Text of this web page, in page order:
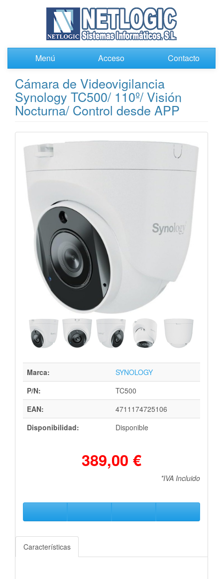
Menú Acceso Contacto
Cámara de Videovigilancia
Synology TC500/ 110º/ Visión
Nocturna/ Control desde APP
Marca:
SYNOLOGY
P/N:
TC500
EAN:
4711174725106
Disponibilidad:
Disponible
389,00 €
*IVA Incluido
Características